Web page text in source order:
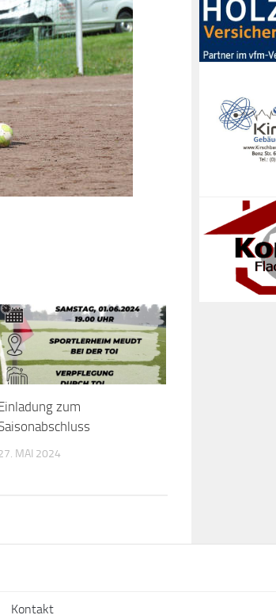
zum
MAI 2024
Kontakt